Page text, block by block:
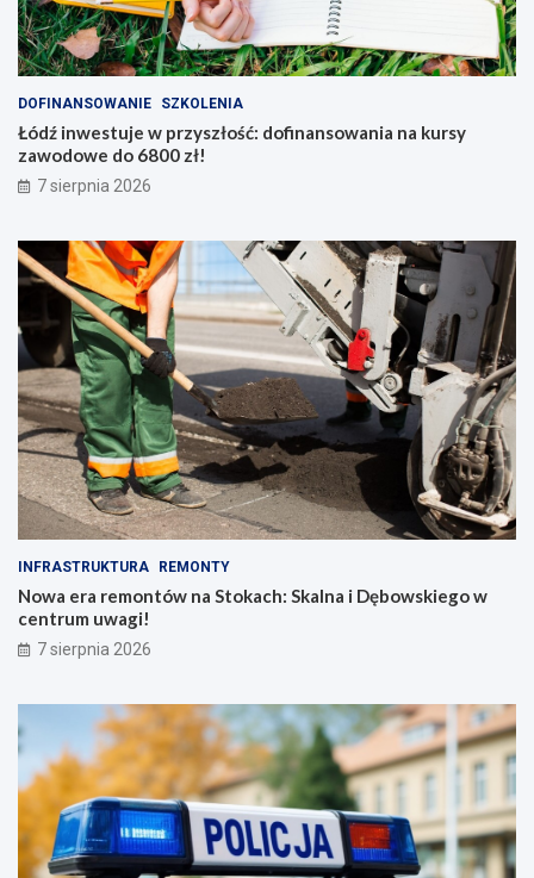
DOFINANSOWANIE SZKOLENIA
Łódź inwestuje w przyszłość: dofinansowania na kursy
zawodowe do 6800 zł!
7 sierpnia 2026
INFRASTRUKTURA REMONTY
Nowa era remontów na Stokach: Skalna i Dębowskiego w
centrum uwagi!
7 sierpnia 2026